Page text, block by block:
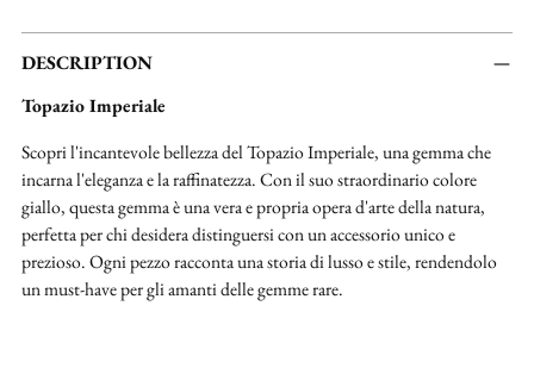
Aggiungere
un
al
carrello...
DESCRIPTION
Topazio Imperiale
Scopri l'incantevole bellezza del Topazio Imperiale, una gemma che
incarna l'eleganza e la raffinatezza. Con il suo straordinario colore
giallo, questa gemma è una vera e propria opera d'arte della natura,
perfetta per chi desidera distinguersi con un accessorio unico e
prezioso. Ogni pezzo racconta una storia di lusso e stile, rendendolo
un must-have per gli amanti delle gemme rare.